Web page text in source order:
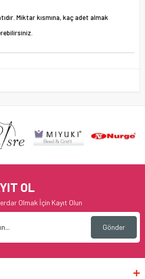
Miktar kısmına, kaç adet almak
OL
Olmak İçin Kayıt Olun
Gönder